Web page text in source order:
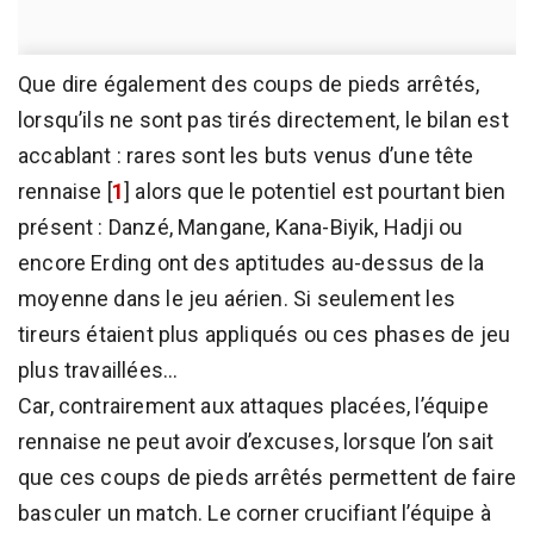
Que dire également des coups de pieds arrêtés,
lorsqu’ils ne sont pas tirés directement, le bilan est
accablant : rares sont les buts venus d’une tête
rennaise [1] alors que le potentiel est pourtant bien
présent : Danzé, Mangane, Kana-Biyik, Hadji ou
encore Erding ont des aptitudes au-dessus de la
moyenne dans le jeu aérien. Si seulement les
tireurs étaient plus appliqués ou ces phases de jeu
plus travaillées...
Car, contrairement aux attaques placées, l’équipe
rennaise ne peut avoir d’excuses, lorsque l’on sait
que ces coups de pieds arrêtés permettent de faire
basculer un match. Le corner crucifiant l’équipe à